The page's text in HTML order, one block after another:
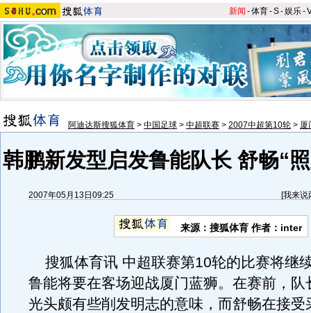
新闻 -体育-S-娱乐-
阿迪达斯搜狐体育 > 中国足球 > 中超联赛 > 2007中超第10轮 > 厦
韩鹏新发型启发鲁能队长 舒畅“
2007年05月13日09:25 [我来说
来源：搜狐体育 作者：inter
搜狐体育讯 中超联赛第10轮的比赛将继
鲁能将要在客场迎战厦门蓝狮。在赛前，队
光头颇有些削发明志的意味，而舒畅在接受